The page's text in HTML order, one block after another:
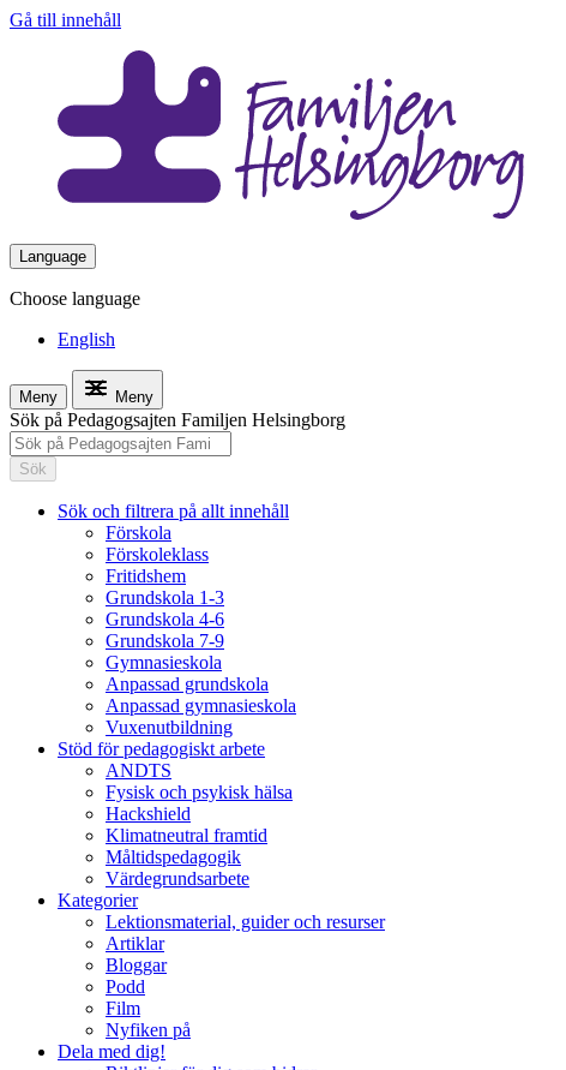
Gå till innehåll
Language
Choose language
English
Meny Meny
Sök på Pedagogsajten Familjen Helsingborg
Sök
Sök och filtrera på allt innehåll
Förskola
Förskoleklass
Fritidshem
Grundskola 1-3
Grundskola 4-6
Grundskola 7-9
Gymnasieskola
Anpassad grundskola
Anpassad gymnasieskola
Vuxenutbildning
Stöd för pedagogiskt arbete
ANDTS
Fysisk och psykisk hälsa
Hackshield
Klimatneutral framtid
Måltidspedagogik
Värdegrundsarbete
Kategorier
Lektionsmaterial, guider och resurser
Artiklar
Bloggar
Podd
Film
Nyfiken på
Dela med dig!